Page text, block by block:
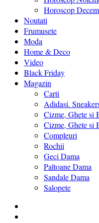
Horoscop
Noutati
Frumusete
Moda
Home & Deco
Video
Black Friday
Magazin
Carti
Adidasi.
Cizme, Ghete si
Cizme, Ghete si
Compleuri
Rochii
Geci Dama
Paltoane Dama
Sandale Dama
Salopete